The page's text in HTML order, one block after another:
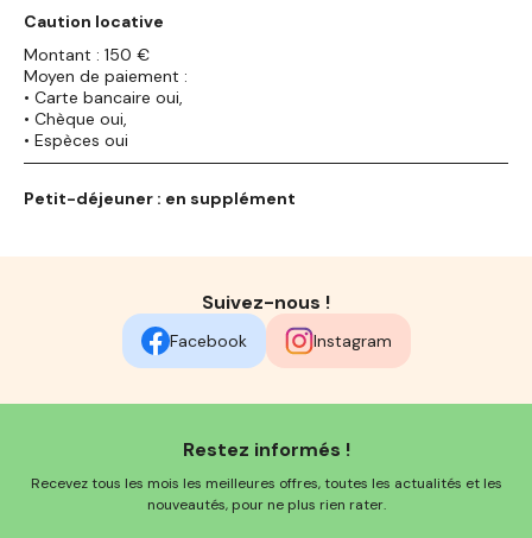
Caution locative
Montant : 150 €
Moyen de paiement :
• Carte bancaire oui,
• Chèque oui,
• Espèces oui
Petit-déjeuner : en supplément
Suivez-nous !
Facebook Instagram
Restez informés !
Recevez tous les mois les meilleures offres, toutes les actualités et les
nouveautés, pour ne plus rien rater.